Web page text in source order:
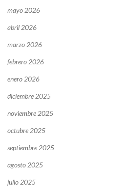
mayo 2026
abril 2026
marzo 2026
febrero 2026
enero 2026
diciembre 2025
noviembre 2025
octubre 2025
septiembre 2025
agosto 2025
julio 2025